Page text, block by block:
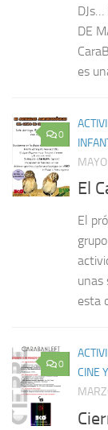
DJs…
DE
es
0
El
El
unas
esta
0
CINE